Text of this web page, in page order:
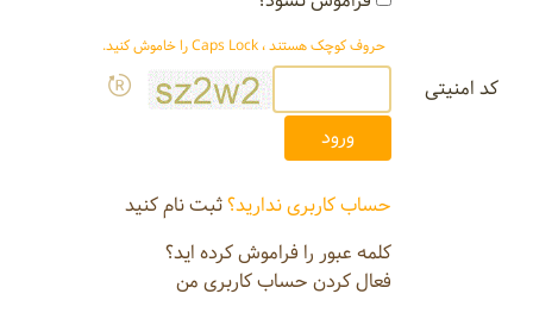
حروف کوچک هستند ، Caps Lock را خاموش کنید.
کد امنیتی
حساب کاربری ندارید؟ثبت نام کنید
کلمه عبور را فراموش کرده اید؟
فعال کردن حساب کاربری من